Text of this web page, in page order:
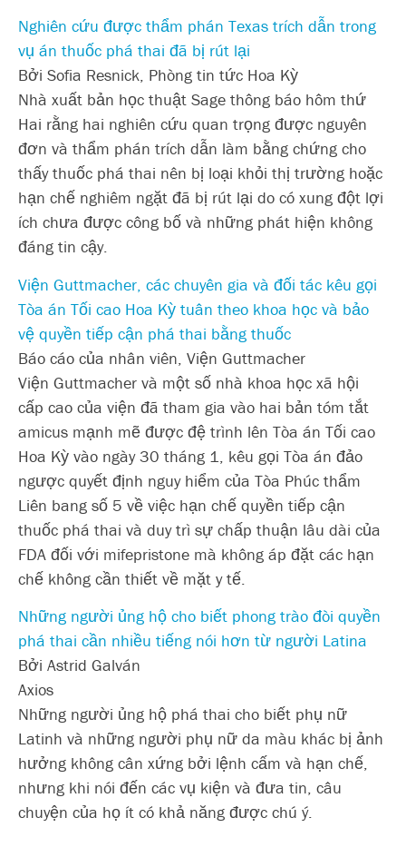
Nghiên cứu được thẩm phán Texas trích dẫn trong
vụ án thuốc phá thai đã bị rút lại
Bởi Sofia Resnick, Phòng tin tức Hoa Kỳ
Nhà xuất bản học thuật Sage thông báo hôm thứ
Hai rằng hai nghiên cứu quan trọng được nguyên
đơn và thẩm phán trích dẫn làm bằng chứng cho
thấy thuốc phá thai nên bị loại khỏi thị trường hoặc
hạn chế nghiêm ngặt đã bị rút lại do có xung đột lợi
ích chưa được công bố và những phát hiện không
đáng tin cậy.
Viện Guttmacher, các chuyên gia và đối tác kêu gọi
Tòa án Tối cao Hoa Kỳ tuân theo khoa học và bảo
vệ quyền tiếp cận phá thai bằng thuốc
Báo cáo của nhân viên, Viện Guttmacher
Viện Guttmacher và một số nhà khoa học xã hội
cấp cao của viện đã tham gia vào hai bản tóm tắt
amicus mạnh mẽ được đệ trình lên Tòa án Tối cao
Hoa Kỳ vào ngày 30 tháng 1, kêu gọi Tòa án đảo
ngược quyết định nguy hiểm của Tòa Phúc thẩm
Liên bang số 5 về việc hạn chế quyền tiếp cận
thuốc phá thai và duy trì sự chấp thuận lâu dài của
FDA đối với mifepristone mà không áp đặt các hạn
chế không cần thiết về mặt y tế.
Những người ủng hộ cho biết phong trào đòi quyền
phá thai cần nhiều tiếng nói hơn từ người Latina
Bởi Astrid Galván
Axios
Những người ủng hộ phá thai cho biết phụ nữ
Latinh và những người phụ nữ da màu khác bị ảnh
hưởng không cân xứng bởi lệnh cấm và hạn chế,
nhưng khi nói đến các vụ kiện và đưa tin, câu
chuyện của họ ít có khả năng được chú ý.